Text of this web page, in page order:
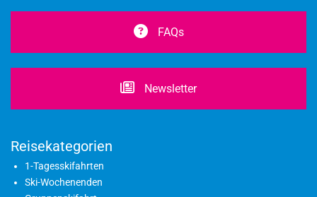
FAQs
Newsletter
Reisekategorien
1-Tagesskifahrten
Ski-Wochenenden